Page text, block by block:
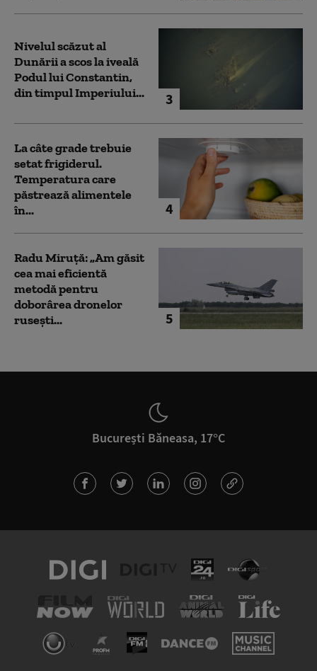
3
Nivelul scăzut al
Dunării a scos la iveală
Podul lui Constantin,
din timpul Imperiului...
4
La câte grade trebuie
setat frigiderul.
Temperatura care
păstrează alimentele
în...
5
Radu Miruță: „Am găsit
cea mai eficientă
metodă pentru
doborârea dronelor
rusești...
București Băneasa, 17°C